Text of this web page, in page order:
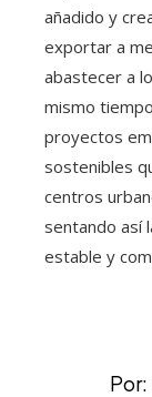
añadido y
exportar a
abastecer a
mismo
proyectos
sostenibles
centros
sentando así
estable y